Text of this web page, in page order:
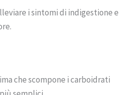
i sintomi di indigestione e
che scompone i carboidrati